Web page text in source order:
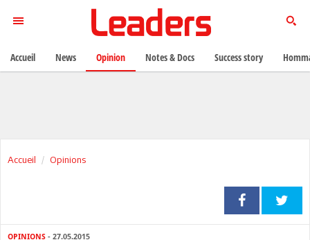
Accueil Opinions
OPINIONS - 27.05.2015
Accueil News Opinion Notes & Docs Success story